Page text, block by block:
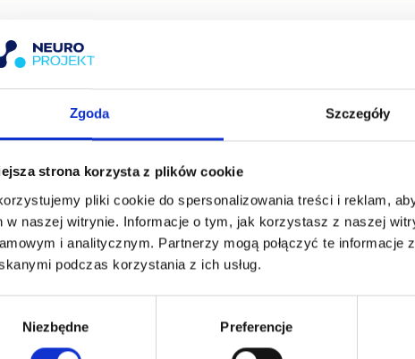
Zgoda Szczegóły
strona korzysta z plików cookie
pliki cookie do spersonalizowania treści i reklam,
w naszej witrynie. Informacje o tym, jak korzystasz z naszej
i analitycznym. Partnerzy mogą połączyć te informacje
podczas korzystania z ich usług.
Niezbędne Preferencje
kręgosłupa. Stan ostry i przewlekły
chcesz tego czy nie chcesz.
nie przeżył
– badanie neurologiczne